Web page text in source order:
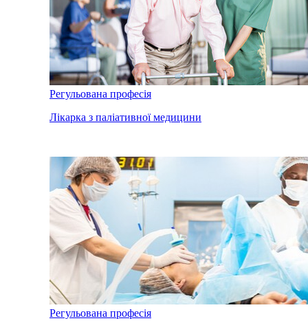
Регульована професія
Лікарка з паліативної медицини
Регульована професія